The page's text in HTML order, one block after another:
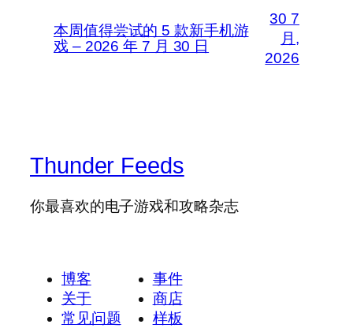
本周值得尝试的 5 款新手机游
戏 – 2026 年 7 月 30 日
30 7
月,
2026
Thunder Feeds
你最喜欢的电子游戏和攻略杂志
博客
关于
常见问题
事件
商店
样板